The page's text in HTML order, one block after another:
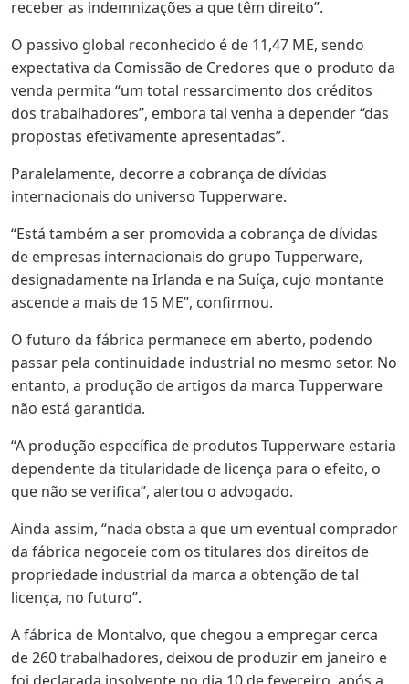
receber as indemnizações a que têm direito”.
O passivo global reconhecido é de 11,47 ME, sendo
expectativa da Comissão de Credores que o produto da
venda permita “um total ressarcimento dos créditos
dos trabalhadores”, embora tal venha a depender “das
propostas efetivamente apresentadas”.
Paralelamente, decorre a cobrança de dívidas
internacionais do universo Tupperware.
“Está também a ser promovida a cobrança de dívidas
de empresas internacionais do grupo Tupperware,
designadamente na Irlanda e na Suíça, cujo montante
ascende a mais de 15 ME”, confirmou.
O futuro da fábrica permanece em aberto, podendo
passar pela continuidade industrial no mesmo setor. No
entanto, a produção de artigos da marca Tupperware
não está garantida.
“A produção específica de produtos Tupperware estaria
dependente da titularidade de licença para o efeito, o
que não se verifica”, alertou o advogado.
Ainda assim, “nada obsta a que um eventual comprador
da fábrica negoceie com os titulares dos direitos de
propriedade industrial da marca a obtenção de tal
licença, no futuro”.
A fábrica de Montalvo, que chegou a empregar cerca
de 260 trabalhadores, deixou de produzir em janeiro e